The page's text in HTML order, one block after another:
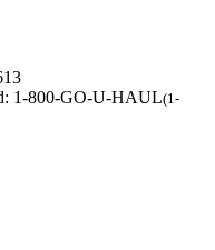
1-800-GO-U-HAUL(1-